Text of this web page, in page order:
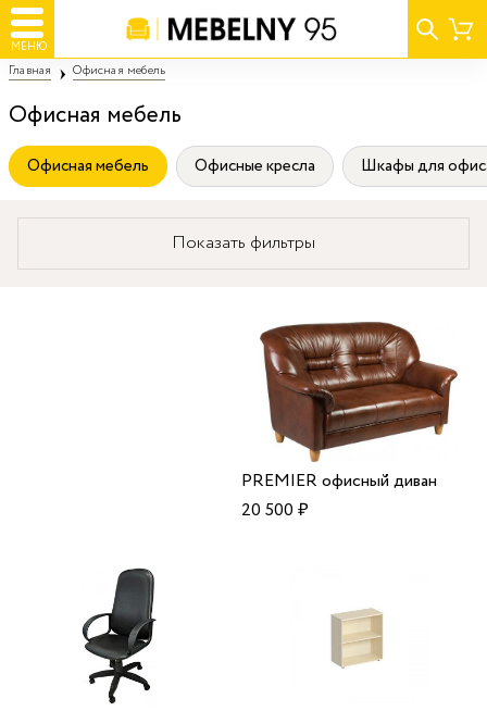
МЕНЮ
Главная Офисная мебель
Офисная мебель
Офисная мебель Офисные кресла Шкафы для
Показать фильтры
PREMIER офисный диван
20 500₽